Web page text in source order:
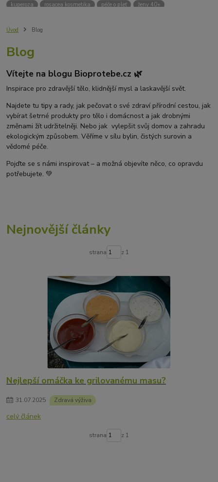
kuperoza
rosacea kosmetika péče o pleť
ženy 40+
bez chemie
Přírodní čistící prostředky
Jak se zbavit lupů
Příčiny lupů Léčba lupů
Suchá pokožka hlavy a lupy
Přírodní prostředky na lupy
Mastná pokožka hlavy a lupy
Svědění pokožky hlavy
Kvasinky a lupy
diadnostické testy
měření moči
hodnota pH kyselý zásaditý
neutrální
měření pH
Úvod Blog
Blog
Vítejte na blogu Bioprotebe.cz 🌿
Inspirace pro zdravější tělo, klidnější mysl a laskavější svět.
Najdete tu tipy a rady, jak pečovat o své zdraví přírodní cestou, jak
vybírat šetrné produkty pro tělo i domácnost a jak drobnými
změnami žít udržitelněji. Nebo jak vylepšit svůj domov a zahradu
ekologickým způsobem. Věříme v sílu bylin, čistých surovin a
vědomé péče.
Pojďte se s námi inspirovat – a možná objevíte něco, co opravdu
potřebujete. 💚
Nejnovější články
strana z 1
Nejlepší omáčka ke grilovanému masu?
31.07.2025 Zdravá výživa
celý článek
strana z 1